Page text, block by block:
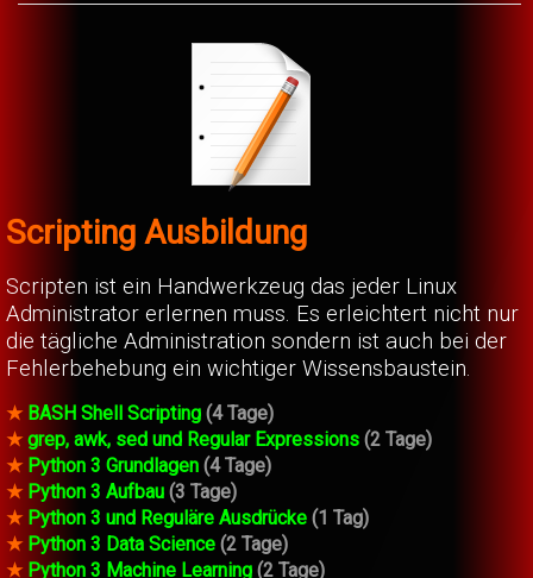
Scripting Ausbildung
Scripten ist ein Handwerkzeug das jeder Linux
Administrator erlernen muss. Es erleichtert nicht nur
die tägliche Administration sondern ist auch bei der
Fehlerbehebung ein wichtiger Wissensbaustein.
★ BASH Shell Scripting (4 Tage)
★ grep, awk, sed und Regular Expressions (2 Tage)
★ Python 3 Grundlagen (4 Tage)
★ Python 3 Aufbau (3 Tage)
★ Python 3 und Reguläre Ausdrücke (1 Tag)
★ Python 3 Data Science (2 Tage)
★ Python 3 Machine Learning (2 Tage)